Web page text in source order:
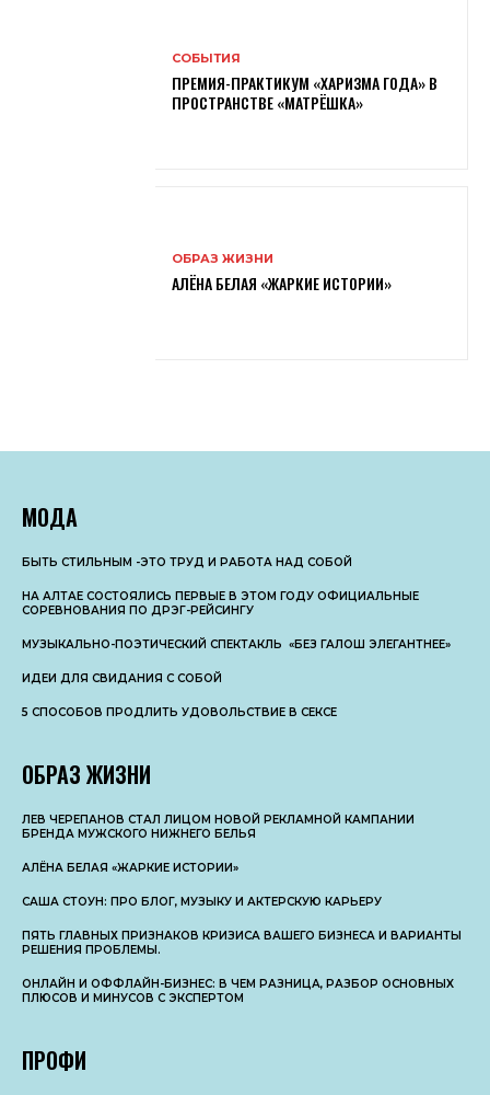
СОБЫТИЯ
ПРЕМИЯ-ПРАКТИКУМ «ХАРИЗМА ГОДА» В
ПРОСТРАНСТВЕ «МАТРЁШКА»
ОБРАЗ ЖИЗНИ
АЛЁНА БЕЛАЯ «ЖАРКИЕ ИСТОРИИ»
МОДА
БЫТЬ СТИЛЬНЫМ -ЭТО ТРУД И РАБОТА НАД СОБОЙ
НА АЛТАЕ СОСТОЯЛИСЬ ПЕРВЫЕ В ЭТОМ ГОДУ ОФИЦИАЛЬНЫЕ
СОРЕВНОВАНИЯ ПО ДРЭГ-РЕЙСИНГУ
МУЗЫКАЛЬНО-ПОЭТИЧЕСКИЙ СПЕКТАКЛЬ «БЕЗ ГАЛОШ ЭЛЕГАНТНЕЕ»
ИДЕИ ДЛЯ СВИДАНИЯ С СОБОЙ
5 СПОСОБОВ ПРОДЛИТЬ УДОВОЛЬСТВИЕ В СЕКСЕ
ОБРАЗ ЖИЗНИ
ЛЕВ ЧЕРЕПАНОВ СТАЛ ЛИЦОМ НОВОЙ РЕКЛАМНОЙ КАМПАНИИ
БРЕНДА МУЖСКОГО НИЖНЕГО БЕЛЬЯ
АЛЁНА БЕЛАЯ «ЖАРКИЕ ИСТОРИИ»
САША СТОУН: ПРО БЛОГ, МУЗЫКУ И АКТЕРСКУЮ КАРЬЕРУ
ПЯТЬ ГЛАВНЫХ ПРИЗНАКОВ КРИЗИСА ВАШЕГО БИЗНЕСА И ВАРИАНТЫ
РЕШЕНИЯ ПРОБЛЕМЫ.
ОНЛАЙН И ОФФЛАЙН-БИЗНЕС: В ЧЕМ РАЗНИЦА, РАЗБОР ОСНОВНЫX
ПЛЮСОВ И МИНУСОВ С ЭКСПЕРТОМ
ПРОФИ